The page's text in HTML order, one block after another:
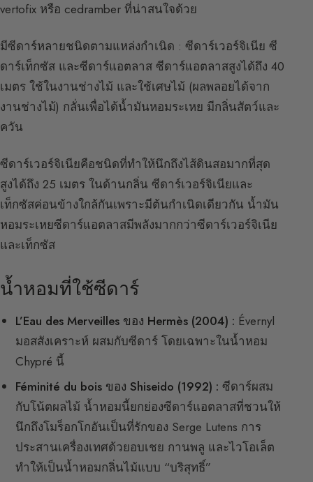
vertofix หรือ cedramber ที่น่าสนใจด้วย
มีซีดาร์หลายชนิดตามแหล่งกำเนิด : ซีดาร์เวอร์จิเนีย ซี
ดาร์เท็กซัส และซีดาร์แอตลาส ซีดาร์แอตลาสสูงได้ถึง 40
เมตร ใช้ในงานช่างไม้ และใช้เศษไม้ (ผลพลอยได้จาก
งานช่างไม้) กลั่นเพื่อได้น้ำมันหอมระเหย มีกลิ่นสัตว์และ
ควัน
ซีดาร์เวอร์จิเนียคือชนิดที่ทำให้นึกถึงไส้ดินสอมากที่สุด
สูงได้ถึง 25 เมตร ในด้านกลิ่น ซีดาร์เวอร์จิเนียและ
เท็กซัสค่อนข้างใกล้กันเพราะมีต้นกำเนิดเดียวกัน น้ำมัน
หอมระเหยซีดาร์แอตลาสมีพลังมากกว่าซีดาร์เวอร์จิเนีย
และเท็กซัส
น้ำหอมที่ใช้ซีดาร์
L’Eau des Merveilles ของ Hermès (2004) : Évernyl
มอสสังเคราะห์ ผสมกับซีดาร์ โดยเฉพาะในน้ำหอม
Chypré นี้
Féminité du bois ของ Shiseido (1992) : ซีดาร์ผสม
กับโน้ตผลไม้ น้ำหอมนี้ยกย่องซีดาร์แอตลาสที่ชวนให้
นึกถึงโมร็อกโกอันเป็นที่รักของ Serge Lutens การ
ประสานเครื่องเทศด้วยอบเชย กานพลู และไวโอเล็ต
ทำให้เป็นน้ำหอมกลิ่นไม้แบบ “บริสุทธิ์”